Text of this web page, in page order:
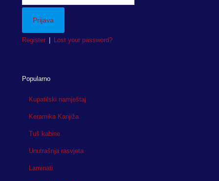
Register Lost your password?
Popularno
Kupatilski namještaj
Keramika Kanjiža
Tuš kabine
Unutrašnja rasvjeta
Laminati